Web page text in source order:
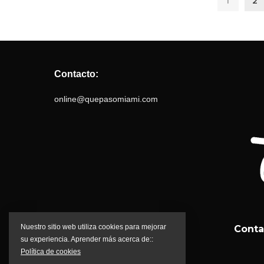
Contacto:
online@quepasomiami.com
Nuestro sitio web utiliza cookies para mejorar
su experiencia. Aprender más acerca de::
Política de cookies